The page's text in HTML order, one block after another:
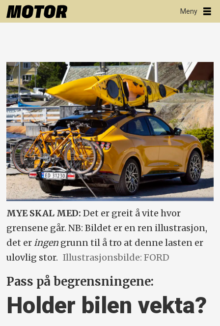
MYE SKAL MED: Det er greit å vite hvor
grensene går. NB: Bildet er en ren illustrasjon,
det eringen grunn til å tro at denne lasten er
ulovlig stor. Illustrasjonsbilde: FORD
Pass på begrensningene:
Holder bilen vekta?